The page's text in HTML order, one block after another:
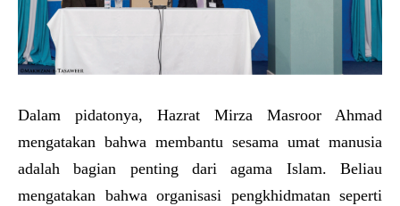
Dalam pidatonya, Hazrat Mirza Masroor Ahmad
mengatakan bahwa membantu sesama umat manusia
adalah bagian penting dari agama Islam. Beliau
mengatakan bahwa organisasi pengkhidmatan seperti